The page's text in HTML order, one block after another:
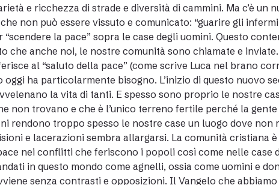
e ricchezza di strade e diversità di cammini. Ma c’è un
non può essere vissuto e comunicato: “guarire gli
“scendere la pace” sopra le case degli uomini. Questo
che anche noi, le nostre comunità sono chiamate e
al “saluto della pace” (come scrive Luca nel brano
oggi ha particolarmente bisogno. L’inizio di questo nuovo
la vita di tanti. E spesso sono proprio le nostre
non trovano e che è l’unico terreno fertile perché la
rendono troppo spesso le nostre case un luogo dove non
e lacerazioni sembra allargarsi. La comunità cristiana
nei conflitti che feriscono i popoli così come nelle case
in questo mondo come agnelli, ossia come uomini e
senza contrasti e opposizioni. Il Vangelo che